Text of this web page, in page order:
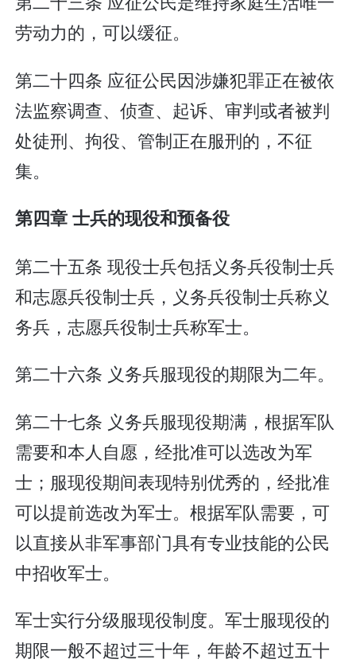
劳动力的，可以缓征。
第二十四条 应征公民因涉嫌犯罪正在被依
法监察调查、侦查、起诉、审判或者被判
处徒刑、拘役、管制正在服刑的，不征
集。
第四章 士兵的现役和预备役
第二十五条 现役士兵包括义务兵役制士兵
和志愿兵役制士兵，义务兵役制士兵称义
务兵，志愿兵役制士兵称军士。
第二十六条 义务兵服现役的期限为二年。
第二十七条 义务兵服现役期满，根据军队
需要和本人自愿，经批准可以选改为军
士；服现役期间表现特别优秀的，经批准
可以提前选改为军士。根据军队需要，可
以直接从非军事部门具有专业技能的公民
中招收军士。
军士实行分级服现役制度。军士服现役的
期限一般不超过三十年，年龄不超过五十